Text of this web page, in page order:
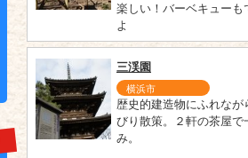
楽しい！バーベキューも
よ
三渓園
横浜市
歴史的建造物にふれなが
びり散策。２軒の茶屋で
み。